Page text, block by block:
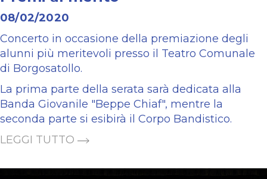
08/02/2020
Concerto in occasione della premiazione degli
alunni più meritevoli presso il Teatro Comunale
di Borgosatollo.
La prima parte della serata sarà dedicata alla
Banda Giovanile "Beppe Chiaf", mentre la
seconda parte si esibirà il Corpo Bandistico.
LEGGI TUTTO